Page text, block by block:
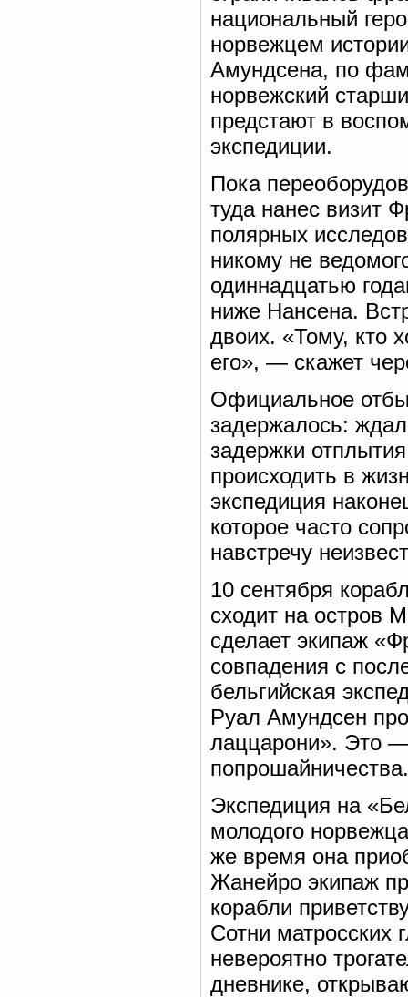
национальный
норвежцем
Амундсена, по
норвежский
предстают в
экспедиции.
Пока
туда нанес визит
полярных
никому не
одиннадцатью
ниже Нансена.
двоих. «Тому, кто
его», — скажет
Официальное
задержалось:
задержки
происходить в
экспедиция
которое часто
навстречу
10 сентября
сходит на остров
сделает экипаж
совпадения с
бельгийская
Руал Амундсен
лаццарони». Это —
попрошайничества.
Экспедиция на
молодого
же время она
Жанейро экипаж
корабли
Сотни матросских
невероятно
дневнике,